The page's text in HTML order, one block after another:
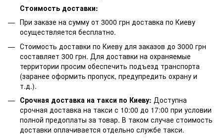
Стоимость доставки:
При заказе на сумму от 3000 грн доставка по Киеву
осуществляется бесплатно.
Стоимость доставки по Киеву для заказов до 3000 грн
составляет 300 грн. Для доставки на охраняемые
территории просим обеспечить подъезд транспорта
(заранее оформить пропуск, предупредить охрану и
т.д.).
Срочная доставка на такси по Киеву: Доступна
срочная доставка на такси с 10:00 до 17:00 при условии
полной предоплаты за товар. В таком случае стоимость
доставки оплачивается отдельно службе такси.